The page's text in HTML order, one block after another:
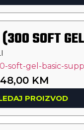
(300 SOFT
48,00 KM
PROIZVOD